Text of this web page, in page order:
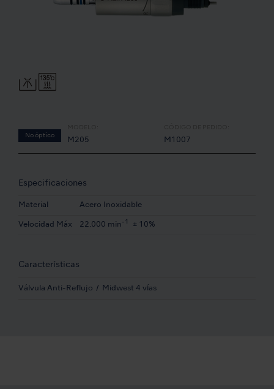
No óptico
M205 M1007
Especificaciones
Material Acero Inoxidable
Velocidad Máx 22.000 min -1 ± 10%
Características
Válvula Anti-Reflujo Midwest 4 vías